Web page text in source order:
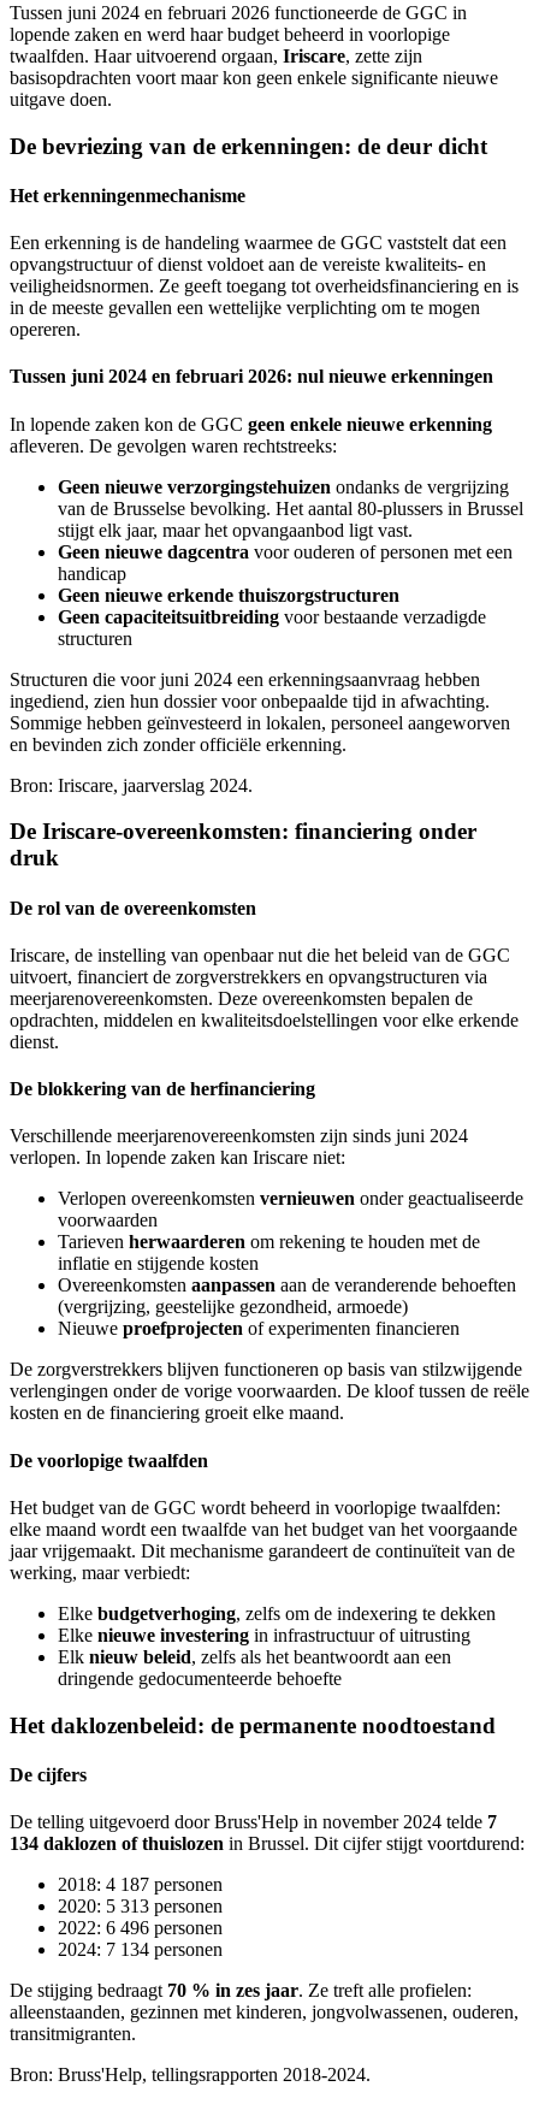
Tussen juni 2024 en februari 2026 functioneerde de GGC in
lopende zaken en werd haar budget beheerd in voorlopige
twaalfden. Haar uitvoerend orgaan, Iriscare, zette zijn
basisopdrachten voort maar kon geen enkele significante nieuwe
uitgave doen.
De bevriezing van de erkenningen: de deur dicht
Het erkenningenmechanisme
Een erkenning is de handeling waarmee de GGC vaststelt dat een
opvangstructuur of dienst voldoet aan de vereiste kwaliteits- en
veiligheidsnormen. Ze geeft toegang tot overheidsfinanciering en is
in de meeste gevallen een wettelijke verplichting om te mogen
opereren.
Tussen juni 2024 en februari 2026: nul nieuwe erkenningen
In lopende zaken kon de GGC geen enkele nieuwe erkenning
afleveren. De gevolgen waren rechtstreeks:
Geen nieuwe verzorgingstehuizen ondanks de vergrijzing
van de Brusselse bevolking. Het aantal 80-plussers in Brussel
stijgt elk jaar, maar het opvangaanbod ligt vast.
Geen nieuwe dagcentra voor ouderen of personen met een
handicap
Geen nieuwe erkende thuiszorgstructuren
Geen capaciteitsuitbreiding voor bestaande verzadigde
structuren
Structuren die voor juni 2024 een erkenningsaanvraag hebben
ingediend, zien hun dossier voor onbepaalde tijd in afwachting.
Sommige hebben geïnvesteerd in lokalen, personeel aangeworven
en bevinden zich zonder officiële erkenning.
Bron: Iriscare, jaarverslag 2024.
De Iriscare-overeenkomsten: financiering onder
druk
De rol van de overeenkomsten
Iriscare, de instelling van openbaar nut die het beleid van de GGC
uitvoert, financiert de zorgverstrekkers en opvangstructuren via
meerjarenovereenkomsten. Deze overeenkomsten bepalen de
opdrachten, middelen en kwaliteitsdoelstellingen voor elke erkende
dienst.
De blokkering van de herfinanciering
Verschillende meerjarenovereenkomsten zijn sinds juni 2024
verlopen. In lopende zaken kan Iriscare niet:
Verlopen overeenkomsten vernieuwen onder geactualiseerde
voorwaarden
Tarieven herwaarderen om rekening te houden met de
inflatie en stijgende kosten
Overeenkomsten aanpassen aan de veranderende behoeften
(vergrijzing, geestelijke gezondheid, armoede)
Nieuwe proefprojecten of experimenten financieren
De zorgverstrekkers blijven functioneren op basis van stilzwijgende
verlengingen onder de vorige voorwaarden. De kloof tussen de reële
kosten en de financiering groeit elke maand.
De voorlopige twaalfden
Het budget van de GGC wordt beheerd in voorlopige twaalfden:
elke maand wordt een twaalfde van het budget van het voorgaande
jaar vrijgemaakt. Dit mechanisme garandeert de continuïteit van de
werking, maar verbiedt:
Elke budgetverhoging, zelfs om de indexering te dekken
Elke nieuwe investering in infrastructuur of uitrusting
Elk nieuw beleid, zelfs als het beantwoordt aan een
dringende gedocumenteerde behoefte
Het daklozenbeleid: de permanente noodtoestand
De cijfers
De telling uitgevoerd door Bruss'Help in november 2024 telde 7
134 daklozen of thuislozen in Brussel. Dit cijfer stijgt voortdurend:
2018: 4 187 personen
2020: 5 313 personen
2022: 6 496 personen
2024: 7 134 personen
De stijging bedraagt 70 % in zes jaar. Ze treft alle profielen:
alleenstaanden, gezinnen met kinderen, jongvolwassenen, ouderen,
transitmigranten.
Bron: Bruss'Help, tellingsrapporten 2018-2024.